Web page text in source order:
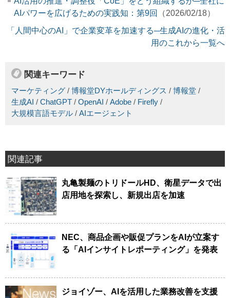
AIパワーを広げるための実践知：第9回
（2026/02/18）
「人間中心のAI」で企業変革を加速する─生成AIの進化・活
用のこれから一覧へ
関連キーワード
マーケティング / 博報堂DYホールディングス / 博報堂 /
生成AI / ChatGPT / OpenAI / Adobe / Firefly /
大規模言語モデル / AIエージェント
関連記事
丸亀製麺のトリドールHD、衛星データで出
店用地を探索し、新規出店を加速
NEC、商品企画や販促プランをAIが立案す
る「AIインサイトレポーティング」を発表
ジョイゾー、AIを活用した業務改善を支援